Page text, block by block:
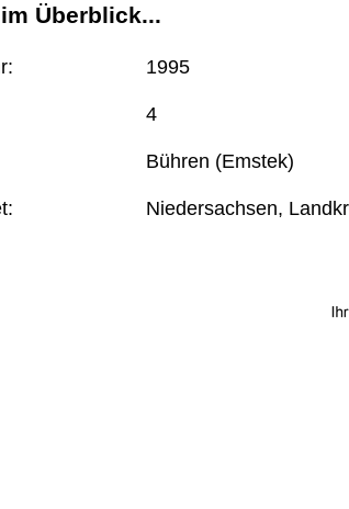
Überblick...
1995
4
Bühren (Emstek)
Niedersachsen,